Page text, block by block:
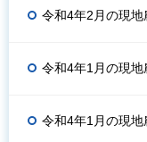
令和4年2月の現地
令和4年1月の現
令和4年1月の現地